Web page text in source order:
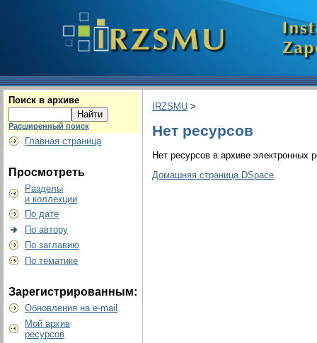
Поиск в архиве
Расширенный поиск
Главная страница
Просмотреть
Разделы
и коллекции
По дате
По автору
По заглавию
По тематике
Зарегистрированным:
Обновления на e-mail
Мой архив
ресурсов
IRZSMU >
Нет ресурсов
Нет ресурсов в архиве электронных
Домашняя страница DSpace